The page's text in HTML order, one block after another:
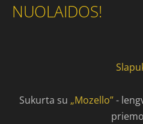
NUOLAIDOS!
Sukurta su „Mozello”-